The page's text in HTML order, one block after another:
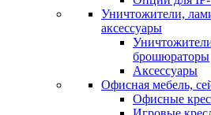
Уничтожители,
аксессуары
брошюраторы
Аксессуары
Офисная мебель,
Офисные